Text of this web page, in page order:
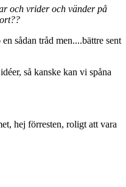
och vrider och vänder på
sådan tråd men....bättre sent
så kanske kan vi spåna
hej förresten, roligt att vara